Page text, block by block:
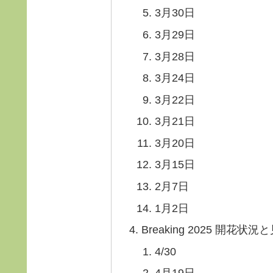
3月30日
3月29日
3月28日
3月24日
3月22日
3月21日
3月20日
3月15日
2月7日
1月2日
Breaking 2025 開花状況と
4/30